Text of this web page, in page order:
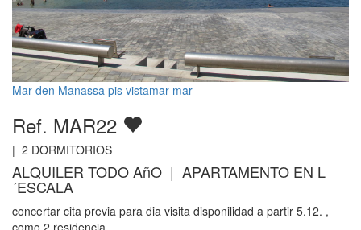
Mar den Manassa pis vistamar mar
Ref. MAR22
| 2 DORMITORIOS
ALQUILER TODO AñO | APARTAMENTO EN L
´ESCALA
concertar cita previa para dia visita disponilidad a partir 5.12. ,
como 2 residencia